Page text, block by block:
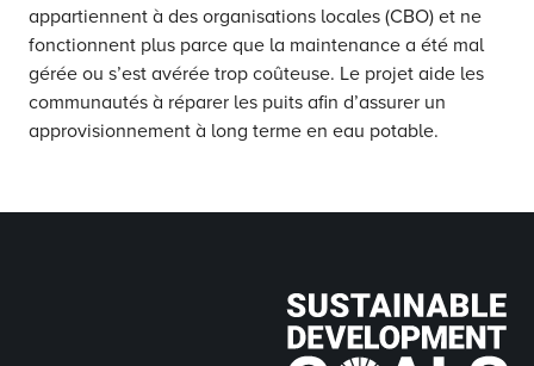
appartiennent à des organisations locales (CBO) et ne
fonctionnent plus parce que la maintenance a été mal
gérée ou s’est avérée trop coûteuse. Le projet aide les
communautés à réparer les puits afin d’assurer un
approvisionnement à long terme en eau potable.